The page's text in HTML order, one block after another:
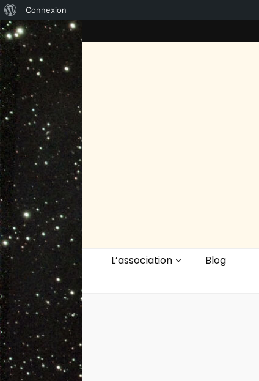
propos
de
WordPress
Connexion
L’association Blog